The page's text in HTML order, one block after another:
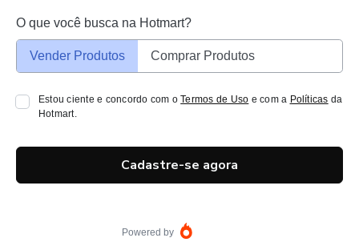
O que você busca na Hotmart?
Vender Produtos Comprar Produtos
Estou ciente e concordo com oTermos de Uso e com a Políticas da
Hotmart.
Cadastre-se agora
Powered by